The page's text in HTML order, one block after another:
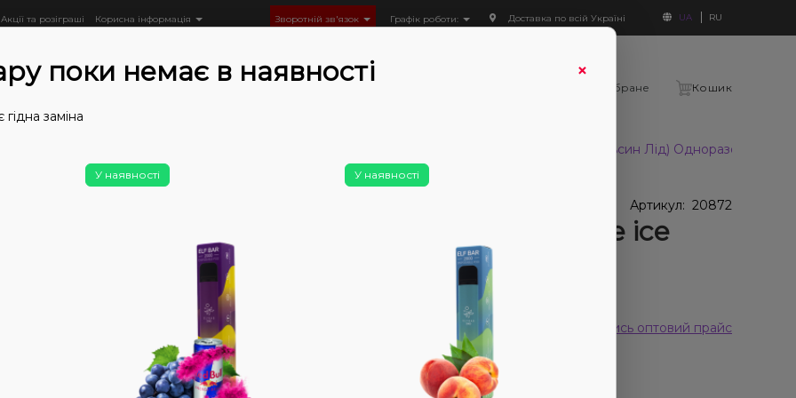
Акції та розіграші Корисна інформація Зворотній зв'язок Графік роботи: Доставка по всій Україні UA RU
Вибране Кошик
VAAL E5000 Orange ice (Апельсин Лід) Одноразовий POD
Артикул: 20872
VAAL E5000 Orange ice
(Апельсин Лід)
Одноразовий POD
Дивитись оптовий прайс
399₴
×
поки немає в наявності
заміна
У наявності У наявності